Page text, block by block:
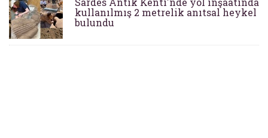
kullanılmış 2 metrelik anıtsal heykel
bulundu